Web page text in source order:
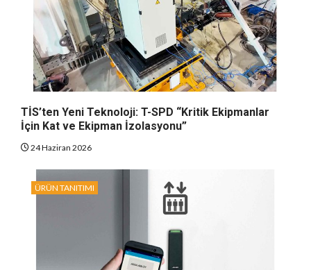
TİS’ten Yeni Teknoloji: T-SPD “Kritik Ekipmanlar
İçin Kat ve Ekipman İzolasyonu”
24 Haziran 2026
ÜRÜN TANITIMI